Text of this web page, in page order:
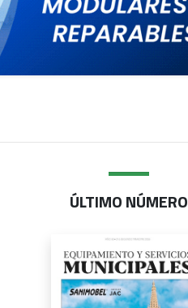
ÚLTIMO NÚMERO